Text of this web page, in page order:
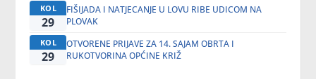
KOL
29
FIŠIJADA I NATJECANJE U LOVU RIBE UDICOM NA
PLOVAK
KOL
29
OTVORENE PRIJAVE ZA 14. SAJAM OBRTA I
RUKOTVORINA OPĆINE KRIŽ